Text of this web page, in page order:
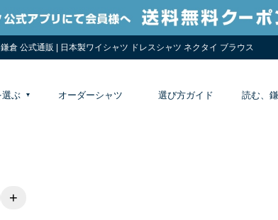
倉 公式通販 | 日本製ワイシャツ ドレスシャツ ネクタイ ブラウス
選ぶ オーダーシャツ 選び方ガイド 読む、
+